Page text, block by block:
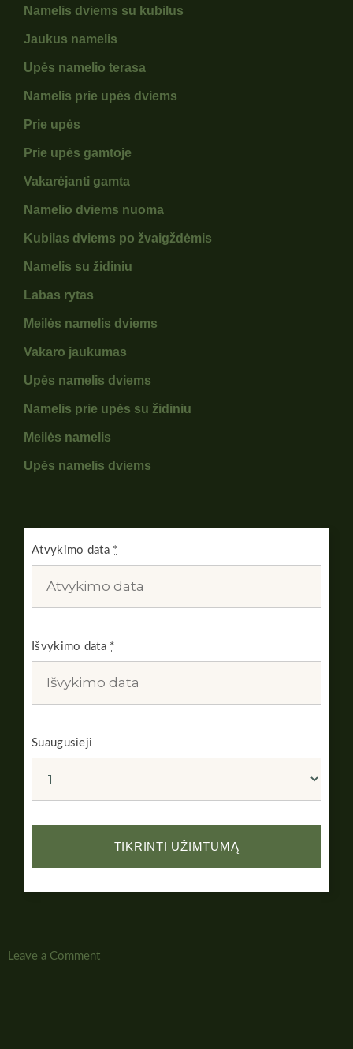
Namelis dviems su kubilus
Jaukus namelis
Upės namelio terasa
Namelis prie upės dviems
Prie upės
Prie upės gamtoje
Vakarėjanti gamta
Namelio dviems nuoma
Kubilas dviems po žvaigždėmis
Namelis su židiniu
Labas rytas
Meilės namelis dviems
Vakaro jaukumas
Upės namelis dviems
Namelis prie upės su židiniu
Meilės namelis
Upės namelis dviems
Atvykimo data *
Išvykimo data *
Suaugusieji
Leave a Comment